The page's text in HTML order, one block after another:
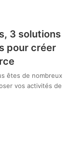
3 solutions
pour créer
êtes de nombreux
vos activités de